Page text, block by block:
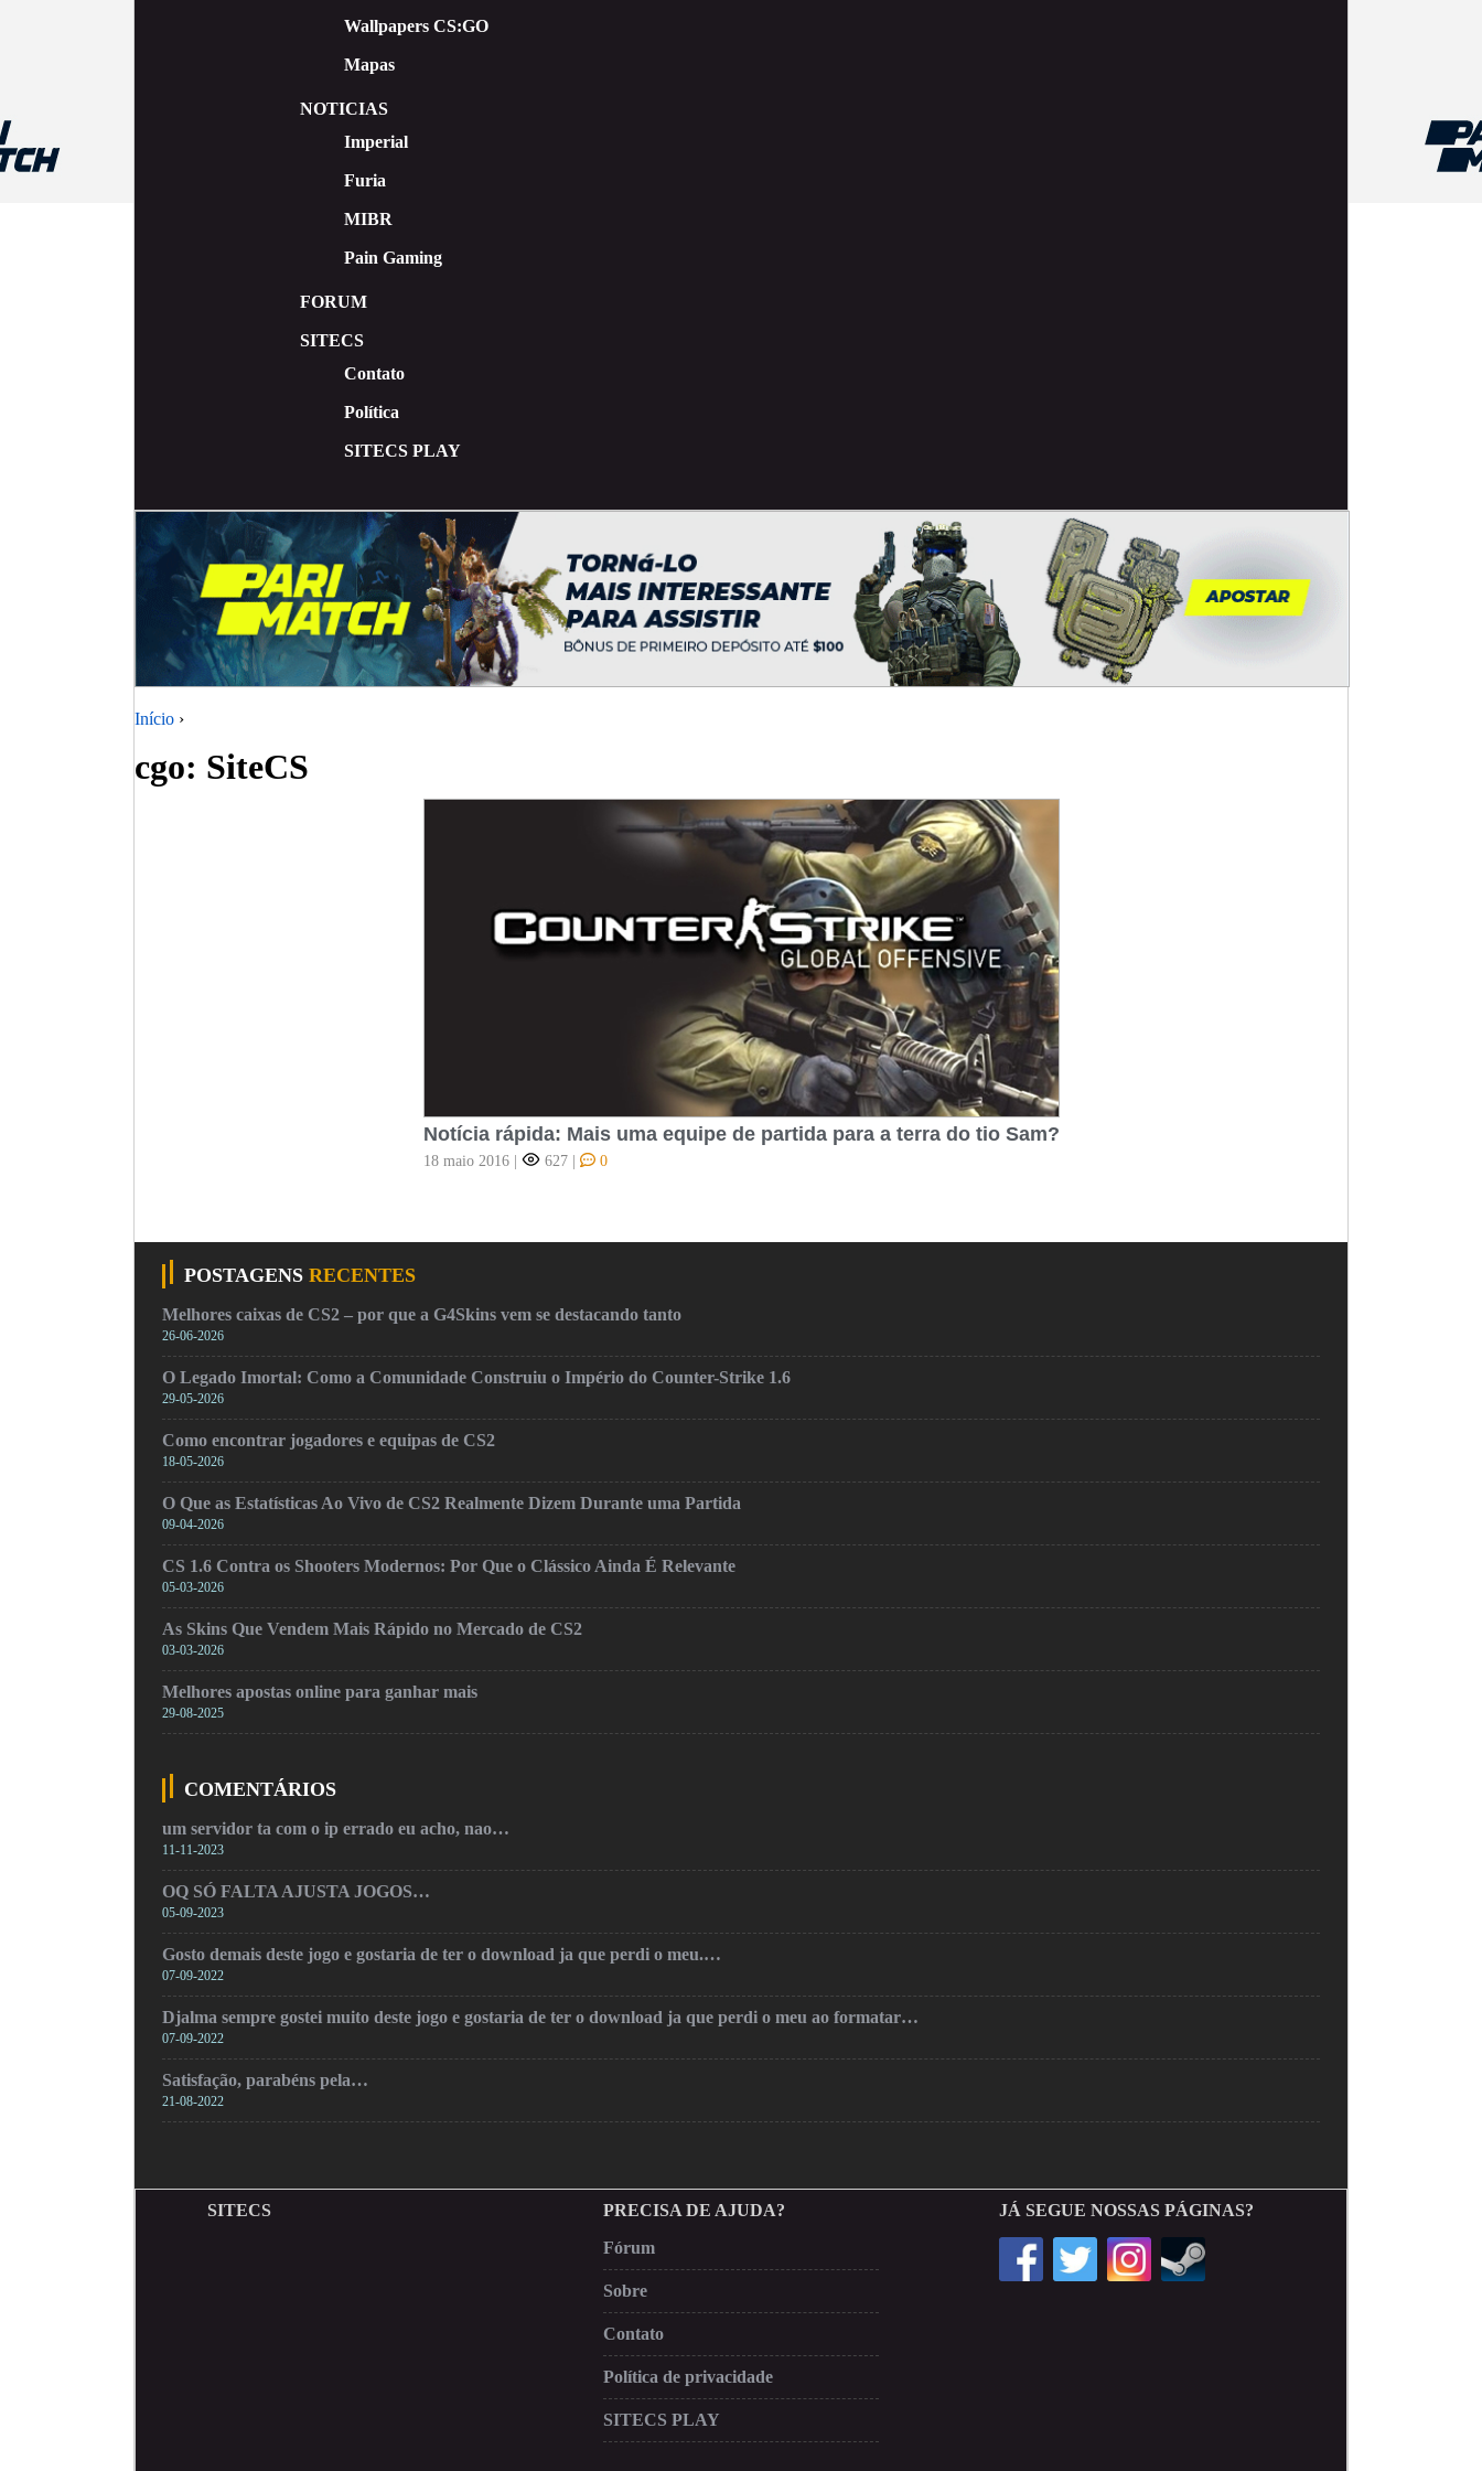
Wallpapers CS:GO
Mapas
NOTICIAS
Imperial
Furia
MIBR
Pain Gaming
FORUM
SITECS
Contato
Política
SITECS PLAY
Início ›
cgo: SiteCS
Notícia rápida: Mais uma equipe de partida para a terra do tio Sam?
18 maio 2016| 627 | 0
POSTAGENS RECENTES
Melhores caixas de CS2 – por que a G4Skins vem se destacando tanto
26-06-2026
O Legado Imortal: Como a Comunidade Construiu o Império do Counter-Strike 1.6
29-05-2026
Como encontrar jogadores e equipas de CS2
18-05-2026
O Que as Estatísticas Ao Vivo de CS2 Realmente Dizem Durante uma Partida
09-04-2026
CS 1.6 Contra os Shooters Modernos: Por Que o Clássico Ainda É Relevante
05-03-2026
As Skins Que Vendem Mais Rápido no Mercado de CS2
03-03-2026
Melhores apostas online para ganhar mais
29-08-2025
COMENTÁRIOS
um servidor ta com o ip errado eu acho, nao…
11-11-2023
OQ SÓ FALTA AJUSTA JOGOS…
05-09-2023
Gosto demais deste jogo e gostaria de ter o download ja que perdi o meu.…
07-09-2022
Djalma sempre gostei muito deste jogo e gostaria de ter o download ja que perdi o meu ao formatar…
07-09-2022
Satisfação, parabéns pela…
21-08-2022
SITECS
PRECISA DE AJUDA?
Fórum
Sobre
Contato
Política de privacidade
SITECS PLAY
JÁ SEGUE NOSSAS PÁGINAS?